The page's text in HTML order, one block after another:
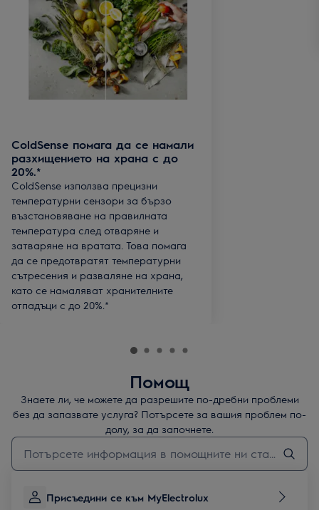
ColdSense помага да се намали
разхищението на храна с до
20%.*
ColdSense използва прецизни
температурни сензори за бързо
възстановяване на правилната
температура след отваряне и
затваряне на вратата. Това помага
да се предотвратят температурни
сътресения и разваляне на храна,
като се намаляват хранителните
отпадъци с до 20%.*
Помощ
Знаете ли, че можете да разрешите по-дребни проблеми
без да запазвате услуга? Потърсете за вашия проблем по-
долу, за да започнете.
Въведете текст за да потърсите статии за поддръжка
Присъедини се към MyElectrolux